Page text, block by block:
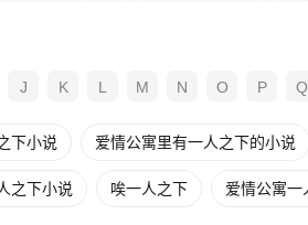
J K L M N O P Q
下小说 爱情公寓里有一人之下的小说
之下小说 唉一人之下 爱情公寓一